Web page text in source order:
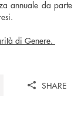
annuale da parte
di Genere.
SHARE